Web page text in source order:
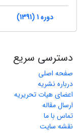
دوره 1 (1391)
دسترسی سریع
صفحه اصلی
درباره نشریه
اعضای هیات تحریریه
ارسال مقاله
تماس با ما
نقشه سایت